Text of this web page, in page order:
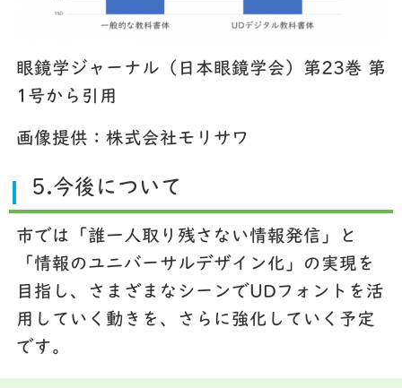
眼鏡学ジャーナル（日本眼鏡学会）第23巻 第
1号から引用
画像提供：株式会社モリサワ
5.今後について
市では「誰一人取り残さない情報発信」と
「情報のユニバーサルデザイン化」の実現を
目指し、さまざまなシーンでUDフォントを活
用していく動きを、さらに強化していく予定
です。